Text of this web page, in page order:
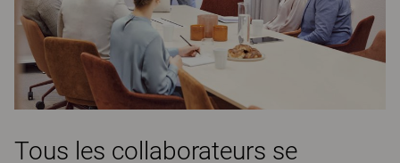
Tous les collaborateurs se